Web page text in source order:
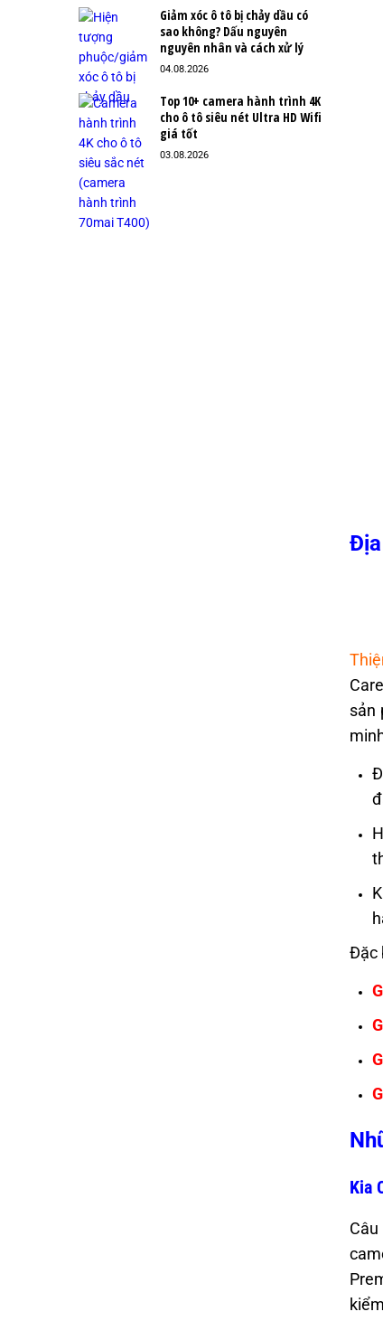
sản
Đặc
Kia
Giảm xóc ô tô bị chảy dầu có
sao không? Dấu nguyên
nguyên nhân và cách xử lý
04.08.2026
Top 10+ camera hành trình 4K
cho ô tô siêu nét Ultra HD Wifi
giá tốt
03.08.2026